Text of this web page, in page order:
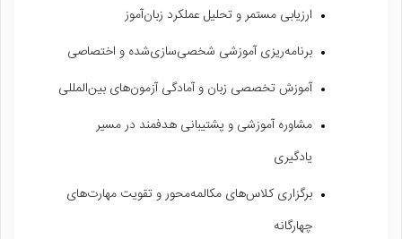
ارزیابی مستمر و تحلیل عملکرد زبان‌آموز
برنامه‌ریزی آموزشی شخصی‌سازی‌شده و اختصاصی
آموزش تخصصی زبان و آمادگی آزمون‌های بین‌المللی
مشاوره آموزشی و پشتیبانی هدفمند در مسیر
یادگیری
برگزاری کلاس‌های مکالمه‌محور و تقویت مهارت‌های
چهارگانه